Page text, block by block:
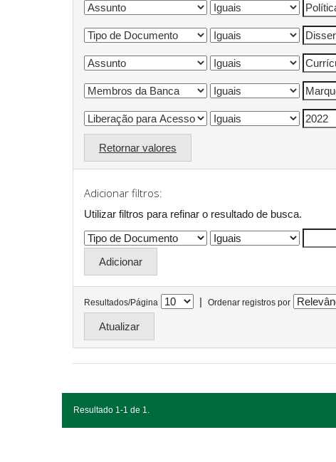
Retornar valores
Adicionar filtros:
Utilizar filtros para refinar o resultado de busca.
Resultados/Página | Ordenar registros por
Resultado 1-1 de 1.